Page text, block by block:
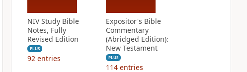
NIV Study Bible
Notes, Fully
Revised Edition
PLUS
92 entries
Expositor's Bible
Commentary
(Abridged Edition):
New Testament
PLUS
114 entries